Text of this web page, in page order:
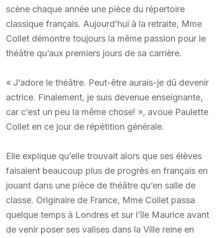
scène chaque année une pièce du répertoire
classique français. Aujourd’hui à la retraite, Mme
Collet démontre toujours la même passion pour le
théâtre qu’aux premiers jours de sa carrière.
« J’adore le théâtre. Peut-être aurais-je dû devenir
actrice. Finalement, je suis devenue enseignante,
car c’est un peu la même chose! », avoue Paulette
Collet en ce jour de répétition générale.
Elle explique qu’elle trouvait alors que ses élèves
faisaient beaucoup plus de progrès en français en
jouant dans une pièce de théâtre qu’en salle de
classe. Originaire de France, Mme Collet passa
quelque temps à Londres et sur l’île Maurice avant
de venir poser ses valises dans la Ville reine en